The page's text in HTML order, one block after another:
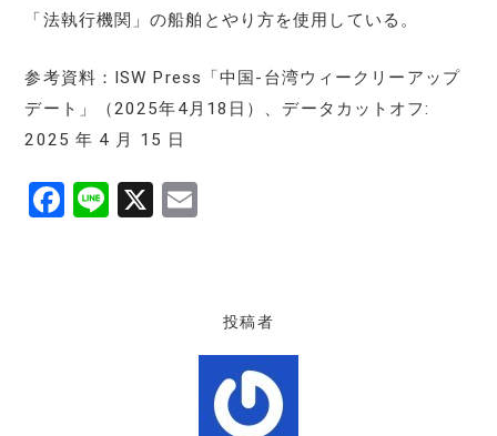
「法執行機関」の船舶とやり方を使用している。
参考資料：ISW Press「中国-台湾ウィークリーアップ
デート」（2025年4月18日）、データカットオフ:
2025 年 4 月 15 日
F
Li X
投稿者